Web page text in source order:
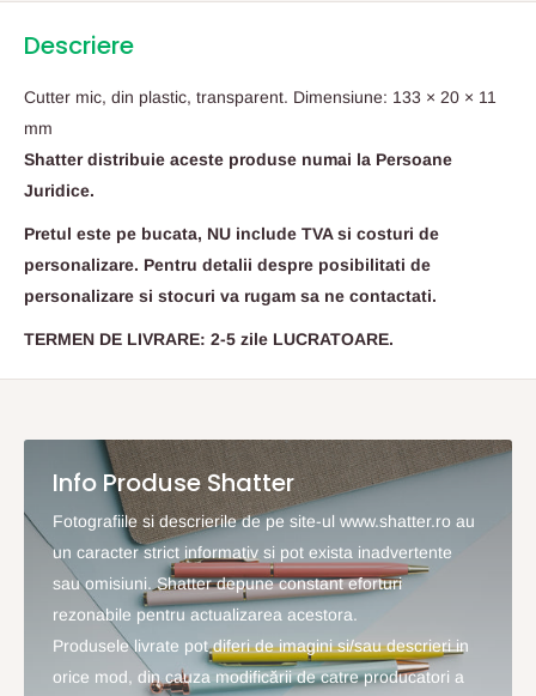
Descriere
Cutter mic, din plastic, transparent. Dimensiune: 133 × 20 × 11
mm
Shatter distribuie aceste produse numai la Persoane
Juridice.
Pretul este pe bucata, NU include TVA si costuri de
personalizare. Pentru detalii despre posibilitati de
personalizare si stocuri va rugam sa ne contactati.
TERMEN DE LIVRARE: 2-5 zile LUCRATOARE.
Info Produse Shatter
Fotografiile si descrierile de pe site-ul www.shatter.ro au
un caracter strict informativ si pot exista inadvertente
sau omisiuni. Shatter depune constant eforturi
rezonabile pentru actualizarea acestora.
Produsele livrate pot diferi de imagini si/sau descrieri in
orice mod, din cauza modificării de catre producatori a